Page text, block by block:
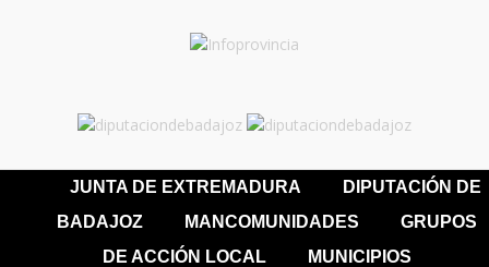
JUNTA DE EXTREMADURA
DIPUTACIÓN DE
BADAJOZ
MANCOMUNIDADES
GRUPOS
DE ACCIÓN LOCAL
MUNICIPIOS